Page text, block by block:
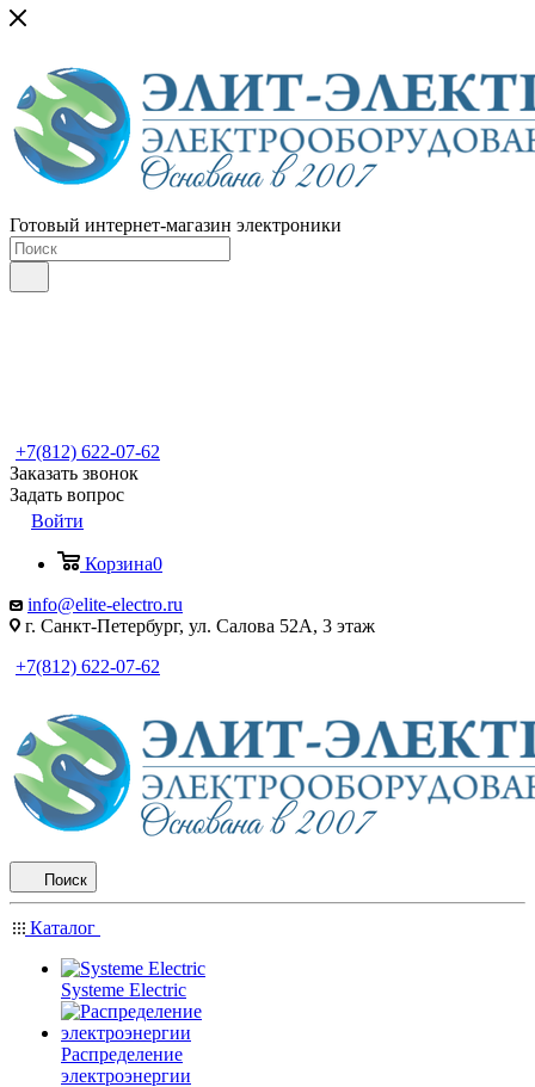
Готовый интернет-магазин электроники
+7(812) 622-07-62
Заказать звонок
Задать вопрос
Войти
Корзина0
info@elite-electro.ru
г. Санкт-Петербург, ул. Салова 52А, 3 этаж
+7(812) 622-07-62
Поиск
Каталог
Systeme Electric
Распределение
электроэнергии